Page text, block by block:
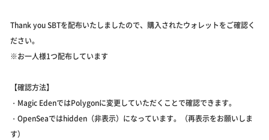
Thank you SBTを配布いたしましたので、購入されたウォレットをご確認く
ださい。
※お一人様1つ配布しています
【確認方法】
・Magic EdenではPolygonに変更していただくことで確認できます。
・OpenSeaではhidden（非表示）になっています。（再表示をお願いしま
す）